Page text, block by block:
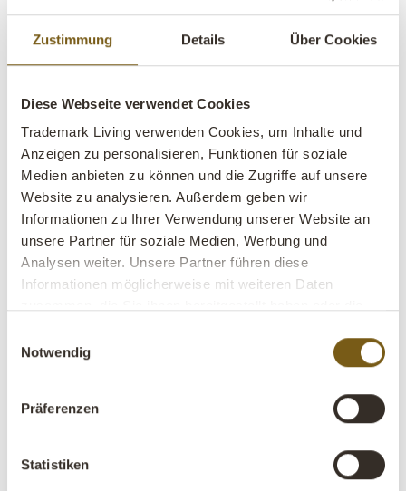
Zustimmung Details Über Cookies
Diese Webseite verwendet Cookies
Trademark Living verwenden Cookies, um Inhalte und
Anzeigen zu personalisieren, Funktionen für soziale
Medien anbieten zu können und die Zugriffe auf unsere
Website zu analysieren. Außerdem geben wir
Informationen zu Ihrer Verwendung unserer Website an
unsere Partner für soziale Medien, Werbung und
Analysen weiter. Unsere Partner führen diese
Informationen möglicherweise mit weiteren Daten
haben.
Notwendig
Präferenzen
Statistiken
Friedenszeichen mit
Lederband - S
Artikel Nr.: M15111
Farbe: Schwarz
Gröβe: H:10 cmxW:10 cmxD:0,2 cm
Information